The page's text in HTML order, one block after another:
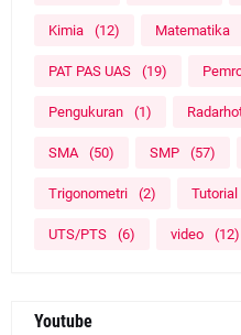
Kimia (12) Matematika
PAT PAS UAS (19)
Pengukuran (1)
SMA (50) SMP (57)
Trigonometri (2) Tutorial
UTS/PTS (6) video (12)
Youtube